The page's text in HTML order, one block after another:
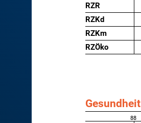
RZR
RZKd
RZKm
RZÖko
Gesundheit
88